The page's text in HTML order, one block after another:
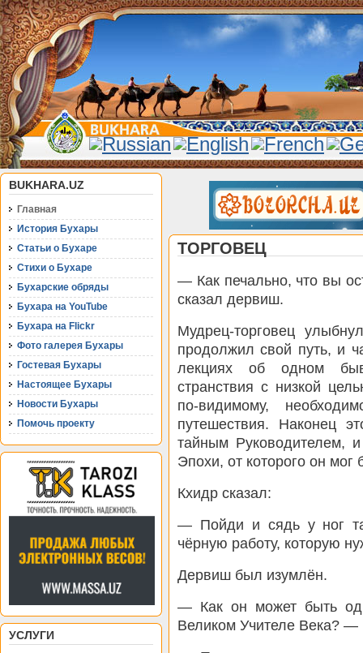
BUKHARA.UZ
Главная
История Бухары
Статьи о Бухаре
Стихи о Бухаре
Бухарские обряды
Бухара на YouTube
Бухара на Flickr
Фото галерея Бухары
Гостевая Бухары
Настоящее Бухары
Новости Бухары
Помочь проекту
УСЛУГИ
ТОРГОВЕЦ
— Как печально, что вы
сказал дервиш.
Мудрец-торговец
продолжил свой путь, и
лекциях об одном
странствия с низкой
по-видимому,
путешествия. Наконец
тайным Руководителем,
Эпохи, от которого он мог
Кхидр сказал:
— Пойди и сядь у ног
чёрную работу, которую
Дервиш был изумлён.
— Как он может быть
Великом Учителе Века? —